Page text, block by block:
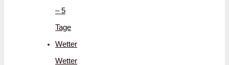
– 5
Tage
Wetter
Wetter